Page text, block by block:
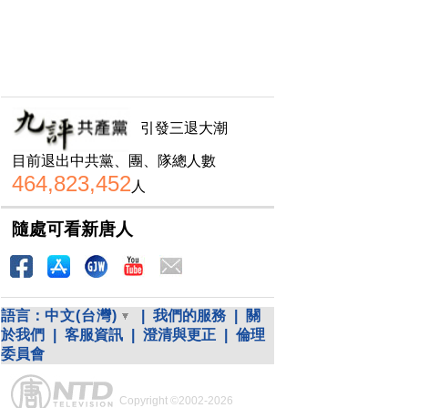
引發三退大潮
目前退出中共黨、團、隊總人數
464,823,452 人
隨處可看新唐人
語言： 中文(台灣) 我們的服務
關
於我們
客服資訊 澄清與更正
倫理
委員會
Copyright ©2002-2026